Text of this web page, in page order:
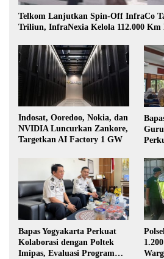
Telkom Lanjutkan Spin-Off InfraCo
Triliun, InfraNexia Kelola 112.000
Indosat, Ooredoo, Nokia, dan
NVIDIA Luncurkan Zankore,
Targetkan AI Factory 1 GW
Bapas Yogyakarta Perkuat
Kolaborasi dengan Poltek
Imipas, Evaluasi Program